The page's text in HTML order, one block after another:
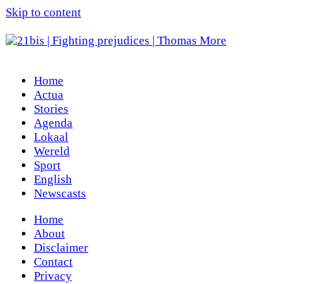
Skip to content
Home
Actua
Stories
Agenda
Lokaal
Wereld
Sport
English
Newscasts
Home
About
Disclaimer
Contact
Privacy